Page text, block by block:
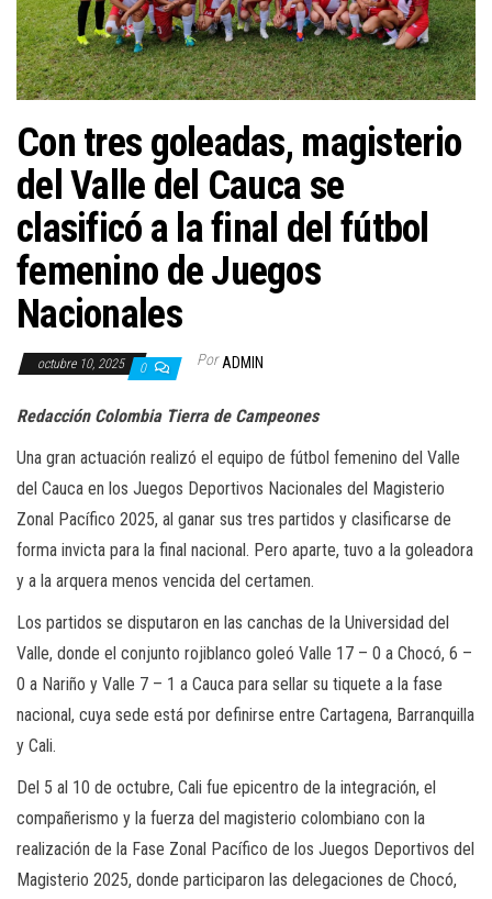
c
i
ó
Con tres goleadas, magisterio
del Valle del Cauca se
clasificó a la final del fútbol
femenino de Juegos
Nacionales
octubre 10, 2025 0 Por ADMIN
Redacción Colombia Tierra de Campeones
Una gran actuación realizó el equipo de fútbol femenino del Valle
del Cauca en los Juegos Deportivos Nacionales del Magisterio
Zonal Pacífico 2025, al ganar sus tres partidos y clasificarse de
forma invicta para la final nacional. Pero aparte, tuvo a la goleadora
y a la arquera menos vencida del certamen.
Los partidos se disputaron en las canchas de la Universidad del
Valle, donde el conjunto rojiblanco goleó Valle 17 – 0 a Chocó, 6 –
0 a Nariño y Valle 7 – 1 a Cauca para sellar su tiquete a la fase
nacional, cuya sede está por definirse entre Cartagena, Barranquilla
y Cali.
Del 5 al 10 de octubre, Cali fue epicentro de la integración, el
compañerismo y la fuerza del magisterio colombiano con la
realización de la Fase Zonal Pacífico de los Juegos Deportivos del
Magisterio 2025, donde participaron las delegaciones de Chocó,